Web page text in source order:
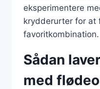
eksperimentere
krydderurter for at
favoritkombination.
Sådan
med